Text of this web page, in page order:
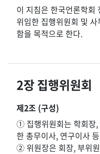
이 지침은 한국언론학회
위임한 집행위원회 및
함을 목적으로 한다.
2장 집행위원회
제2조 (구성)
① 집행위원회는 학회장,
한 총무이사, 연구이사
② 위원장은 회장, 부위